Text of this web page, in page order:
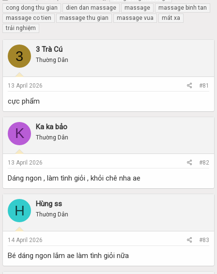
h
r
e
a
s
a
r
t
r
t
a
r
a
t
cong dong thu gian
dien dan massage massage
massage binh tan
massage co tien
massage thu gian massage vua
mát xa
trải nghiệm
3 3 Trà Cú
Thường Dân
13 April 2026 #81
cực phẩm
K Ka ka bảo
Thường Dân
13 April 2026 #82
Dáng ngon , làm tình giỏi , khỏi chê nha ae
H Hùng ss
Thường Dân
14 April 2026 #83
Bé dáng ngon lắm ae làm tình giỏi nữa